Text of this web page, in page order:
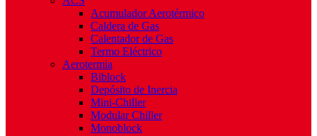
Acumulador Aerotérmico
Caldera de Gas
Calentador de Gas
Termo Eléctrico
Aerotermia
Biblock
Depósito de Inercia
Mini-Chiller
Modular Chiller
Monoblock